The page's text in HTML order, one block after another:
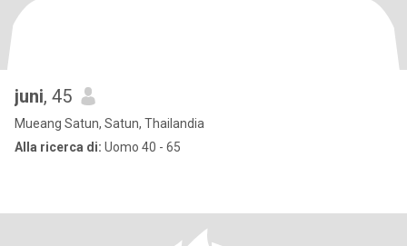
juni, 45
Mueang Satun, Satun, Thailandia
Alla ricerca di: Uomo 40 - 65